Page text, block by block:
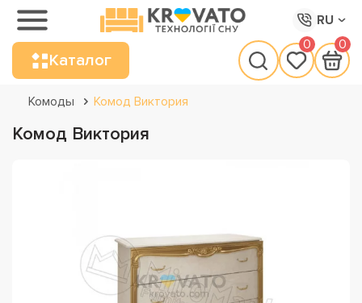
RU
Каталог
0 0
Комоды Комод Виктория
Комод Виктория